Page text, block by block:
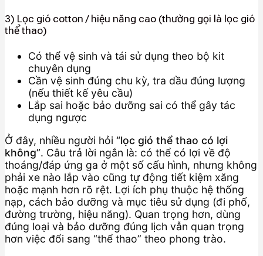
3) Lọc gió cotton / hiệu năng cao (thường gọi là lọc gió
thể thao)
Có thể vệ sinh và tái sử dụng theo bộ kit
chuyên dụng
Cần vệ sinh đúng chu kỳ, tra dầu đúng lượng
(nếu thiết kế yêu cầu)
Lắp sai hoặc bảo dưỡng sai có thể gây tác
dụng ngược
Ở đây, nhiều người hỏi “lọc gió thể thao có lợi
không”. Câu trả lời ngắn là: có thể có lợi về độ
thoáng/đáp ứng ga ở một số cấu hình, nhưng không
phải xe nào lắp vào cũng tự động tiết kiệm xăng
hoặc mạnh hơn rõ rệt. Lợi ích phụ thuộc hệ thống
nạp, cách bảo dưỡng và mục tiêu sử dụng (đi phố,
đường trường, hiệu năng). Quan trọng hơn, dùng
đúng loại và bảo dưỡng đúng lịch vẫn quan trọng
hơn việc đổi sang “thể thao” theo phong trào.